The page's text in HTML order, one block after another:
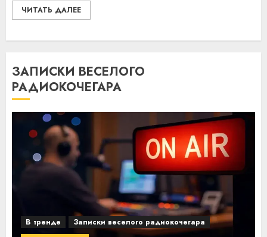
ЧИТАТЬ ДАЛЕЕ
ЗАПИСКИ ВЕСЕЛОГО
РАДИОКОЧЕГАРА
В тренде
Записки веселого радиокочегара